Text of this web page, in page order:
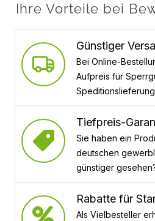
Ihre Vorteile bei
Günstiger
Bei Online-
Aufpreis für
Tiefpreis-
Sie haben ein
deutschen
günstiger
Rabatte für
Als Vielbesteller